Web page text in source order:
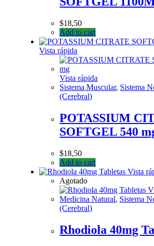
$18,50
Add to cart
Vista rápida
Vista rápida
Sistema Muscular, Sistema
(Cerebral)
POTASSIUM
SOFTGEL 540
$18,50
Add to cart
Vista
Agotado
Medicina Natural, Sistema
(Cerebral)
Rhodiola 40mg